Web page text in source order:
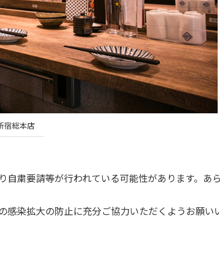
宿総本店
粛要請等が行われている可能性があります。あ
染拡大の防止に充分ご協力いただくようお願い